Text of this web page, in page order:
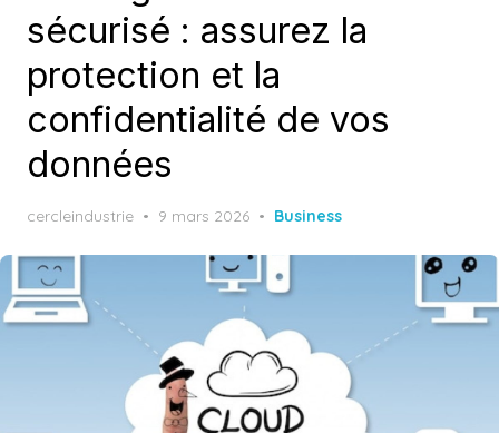
sécurisé : assurez la
protection et la
confidentialité de vos
données
cercleindustrie
Posted
9 mars 2026 Business